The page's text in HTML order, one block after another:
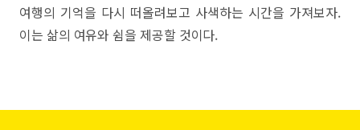
여행의 기억을 다시 떠올려보고 사색하는 시간을 가져보자.
이는 삶의 여유와 쉼을 제공할 것이다.